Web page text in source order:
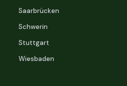
Saarbrücken
Schwerin
Stuttgart
Wiesbaden